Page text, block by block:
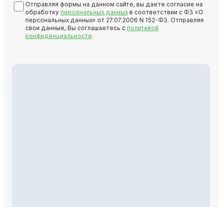
Отправляя формы на данном сайте, вы даете согласие на
обработку персональных данных в соответствии с ФЗ «О
персональных данных» от 27.07.2006 N 152-ФЗ. Отправляя
свои данные, Вы соглашаетесь с политикой
конфиденциальности.